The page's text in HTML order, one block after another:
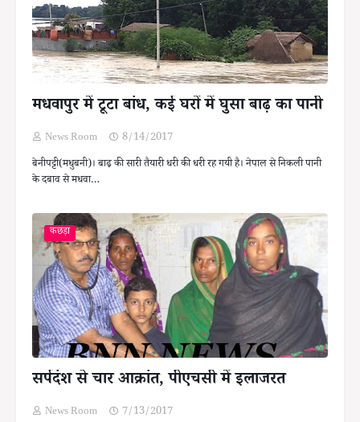
मधवापुर में टूटा बांध, कई घरों में घुसा बाढ़ का पानी
News Room
8/14/2017
बेनीपट्टी(मधुबनी)। बाढ़ की सारी तैयारी धरी की धरी रह गयी है। नेपाल से निकली पानी
के दबाव से मधवा…
कछड़ा
सर्पदंश से चार आक्रांत, पीएचसी में इलाजरत
News Room
7/13/2017